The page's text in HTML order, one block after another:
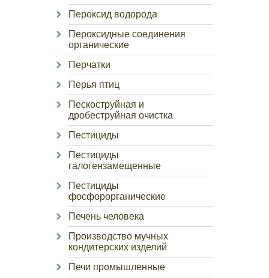
Пероксид водорода
Пероксидные соединения
органические
Перчатки
Перья птиц
Пескоструйная и
дробеструйная очистка
Пестициды
Пестициды
галогензамещенные
Пестициды
фосфорорганические
Печень человека
Производство мучных
кондитерских изделий
Печи промышленные